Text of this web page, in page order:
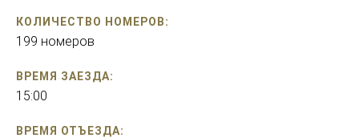
КОЛИЧЕСТВО НОМЕРОВ:
199 номеров
ВРЕМЯ ЗАЕЗДА:
15:00
ВРЕМЯ ОТЪЕЗДА: